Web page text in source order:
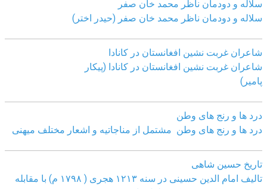
سلاله و دودمان ناظر محمد خان صفر
سلاله و دودمان ناظر محمد خان صفر (حیدر اختر)
شاعران غربت نشین افغانستان در کانادا
شاعران غربت نشین افغانستان در کانادا (پیکار
پامیر)
درد ها و رنج های وطن
درد ها و رنج های وطن مشتمل از مناجاتیه و اشعار مختلف میهنی
تاریخ حسین شاهی
تالیف امام الدین حسینی در سنه ۱۲۱۳ هجری ( ۱۷۹۸ م) با مقابله